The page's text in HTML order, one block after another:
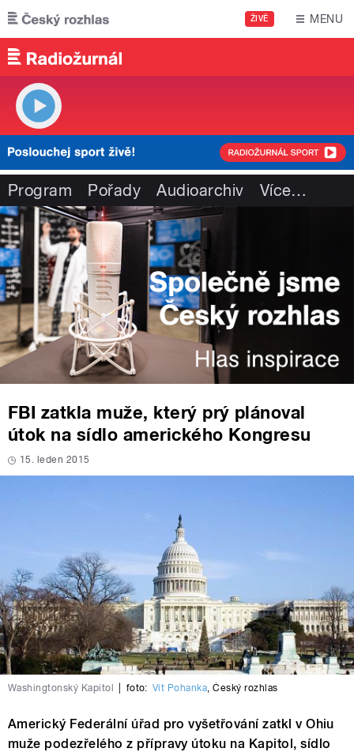
Přejít k hlavnímu obsahu
ŽIVĚ MENU
Program Pořady Audioarchiv Více…
FBI zatkla muže, který prý plánoval
útok na sídlo amerického Kongresu
15. leden 2015
Washingtonský Kapitol foto: Vít Pohanka ,Český rozhlas
Americký Federální úřad pro vyšetřování zatkl v Ohiu
muže podezřelého z přípravy útoku na Kapitol, sídlo